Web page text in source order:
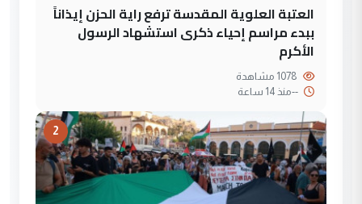
العتبة العلوية المقدسة ترفع راية الحزن إيذاناً
ببدء مراسم إحياء ذكرى استشهاد الرسول
الأكرم
--منذ 14 ساعة
2